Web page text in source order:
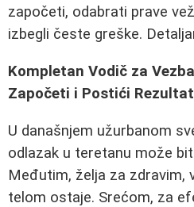
započeti, odabrati prave
izbegli česte greške.
Kompletan Vodič za
Započeti i Postići
U današnjem užurbanom
odlazak u teretanu može
Međutim, želja za zdravim,
telom ostaje. Srećom, za